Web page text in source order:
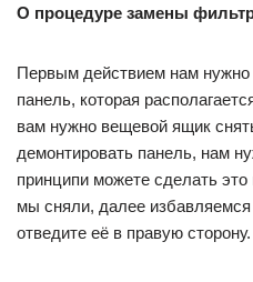
О процедуре замены
Первым действием нам
панель, которая
вам нужно вещевой ящик
демонтировать панель, нам
принципи можете сделать
мы сняли, далее
отведите её в правую сторону.